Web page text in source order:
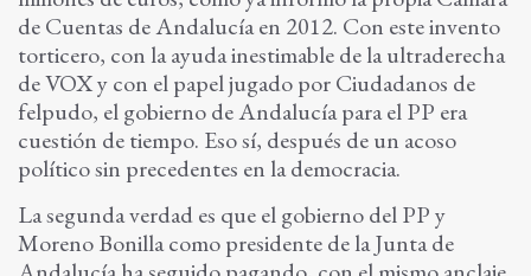
de Cuentas de Andalucía en 2012. Con este invento
torticero, con la ayuda inestimable de la ultraderecha
de VOX y con el papel jugado por Ciudadanos de
felpudo, el gobierno de Andalucía para el PP era
cuestión de tiempo. Eso sí, después de un acoso
político sin precedentes en la democracia.
La segunda verdad es que el gobierno del PP y
Moreno Bonilla como presidente de la Junta de